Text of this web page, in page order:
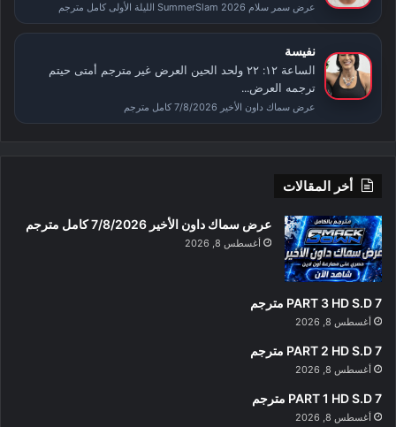
عرض سمر سلام SummerSlam 2026 الليلة الأولى كامل مترجم
نفيسة
الساعة ١٢: ٢٢ ولحد الحين العرض غير مترجم أمتى حيتم
ترجمه العرض...
عرض سماك داون الأخير 7/8/2026 كامل مترجم
أخر المقالات
عرض سماك داون الأخير 7/8/2026 كامل مترجم
أغسطس 8, 2026
PART 3 HD S.D 7 مترجم
أغسطس 8, 2026
PART 2 HD S.D 7 مترجم
أغسطس 8, 2026
PART 1 HD S.D 7 مترجم
أغسطس 8, 2026